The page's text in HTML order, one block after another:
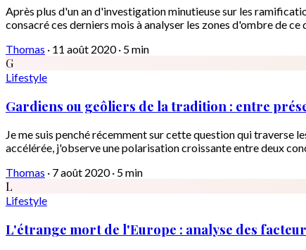
Après plus d'un an d'investigation minutieuse sur les
consacré ces derniers mois à analyser les zones d'ombre de
Thomas · 11 août 2020 · 5 min
G
Lifestyle
Gardiens ou geôliers de la tradition : entre
Je me suis penché récemment sur cette question qui
accélérée, j'observe une polarisation croissante entre deux
Thomas · 7 août 2020 · 5 min
L
Lifestyle
L'étrange mort de l'Europe : analyse des